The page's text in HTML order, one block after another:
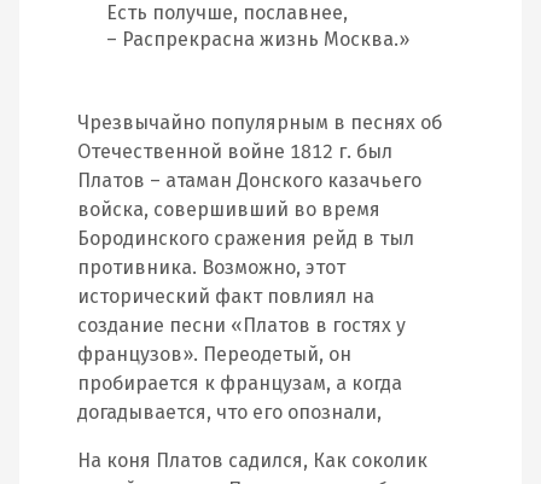
Есть получше, пославнее,
– Распрекрасна жизнь Москва.»
Чрезвычайно популярным в песнях об
Отечественной войне 1812 г. был
Платов – атаман Донского казачьего
войска, совершивший во время
Бородинского сражения рейд в тыл
противника. Возможно, этот
исторический факт повлиял на
создание песни «Платов в гостях у
французов». Переодетый, он
пробирается к французам, а когда
догадывается, что его опознали,
На коня Платов садился, Как соколик